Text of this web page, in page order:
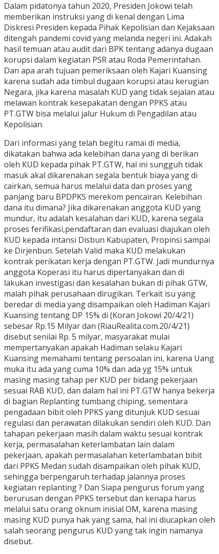
Dalam pidatonya tahun 2020, Presiden Jokowi telah
memberikan instruksi yang di kenal dengan Lima
Diskresi Presiden kepada Pihak Kepolisian dan Kejaksaan
ditengah pandemi covid yang melanda negeri ini. Adakah
hasil temuan atau audit dari BPK tentang adanya dugaan
korupsi dalam kegiatan PSR atau Roda Pemerintahan.
Dan apa arah tujuan pemeriksaan oleh Kajari Kuansing
karena sudah ada timbul dugaan korupsi atau kerugian
Negara, jika karena masalah KUD yang tidak sejalan atau
melawan kontrak kesepakatan dengan PPKS atau
PT.GTW bisa melalui jalur Hukum di Pengadilan atau
Kepolisian.
Dari informasi yang telah begitu ramai di media,
dikatakan bahwa ada kelebihan dana yang di berikan
oleh KUD kepada pihak PT.GTW, hal ini sungguh tidak
masuk akal dikarenakan segala bentuk biaya yang di
cairkan, semua harus melalui data dan proses yang
panjang baru BPDPKS merekom pencairan. Kelebihan
dana itu dimana? Jika dikarenakan anggota KUD yang
mundur, itu adalah kesalahan dari KUD, karena segala
proses ferifikasi,pendaftaran dan evaluasi diajukan oleh
KUD kepada intansi Disbun Kabupaten, Propinsi sampai
ke Dirjenbun. Setelah Valid maka KUD melakukan
kontrak perikatan kerja dengan PT.GTW. Jadi mundurnya
anggota Koperasi itu harus dipertanyakan dan di
lakukan investigasi dan kesalahan bukan di pihak GTW,
malah pihak perusahaan dirugikan. Terkait isu yang
beredar di media yang disampaikan oleh Hadiman Kajari
Kuansing tentang DP 15% di (Koran Jokowi 20/4/21)
sebesar Rp.15 Milyar dan (RiauRealita.com.20/4/21)
disebut senilai Rp. 5 milyar, masyarakat mulai
mempertanyakan apakah Hadiman selaku Kajari
Kuansing memahami tentang persoalan ini, karena Uang
muka itu ada yang cuma 10% dan ada yg 15% untuk
masing masing tahap per KUD per bidang pekerjaan
sesuai RAB KUD, dan dalam hal ini PT.GTW hanya bekerja
di bagian Replanting tumbang chiping, sementara
pengadaan bibit oleh PPKS yang ditunjuk KUD sesuai
regulasi dan perawatan dilakukan sendiri oleh KUD. Dan
tahapan pekerjaan masih dalam waktu sesuai kontrak
kerja, permasalahan keterlambatan lain dalam
pekerjaan, apakah permasalahan keterlambatan bibit
dari PPKS Medan sudah disampaikan oleh pihak KUD,
sehingga berpengaruh terhadap jalannya proses
kegiatan replanting ? Dan Siapa pengurus forum yang
berurusan dengan PPKS tersebut dan kenapa harus
melalui satu orang oknum inisial OM, karena masing
masing KUD punya hak yang sama, hal ini diucapkan oleh
salah seorang pengurus KUD yang tak ingin namanya
disebut.